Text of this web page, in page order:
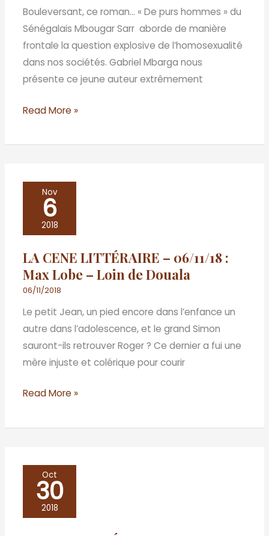
Bouleversant, ce roman… « De purs hommes » du
Sénégalais Mbougar Sarr aborde de manière
frontale la question explosive de l’homosexualité
dans nos sociétés. Gabriel Mbarga nous
présente ce jeune auteur extrêmement
Sarr
–
De
purs
hommes
Read More »
Nov
6
2018
LA CENE LITTÉRAIRE – 06/11/18 :
Max Lobe – Loin de Douala
06/11/2018
Le petit Jean, un pied encore dans l’enfance un
autre dans l’adolescence, et le grand Simon
sauront-ils retrouver Roger ? Ce dernier a fui une
mère injuste et colérique pour courir
CENE
LITTÉRAIRE
06/11/18
:
Max
Lobe
–
Loin
de
Read More »
Oct
30
2018
CENE
LITTÉRAIRE